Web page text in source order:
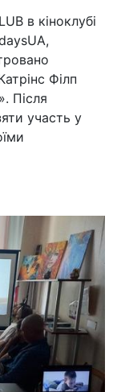
в кіноклубі
Філп
Після
участь у